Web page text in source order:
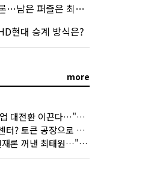
즐은 최태원 지분 29.4%
현대 승계 방식은?
more
AI로 제조업 대전환 이끈다…"2030년까지 민관합동 20조 투자"
②데이터센터? 토큰 공장으로 변신
AI 시대 인재론 꺼낸 최태원…"협업이 경쟁력"